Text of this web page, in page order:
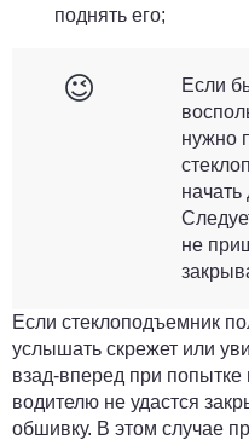
поднять его;
😉
Если
нужно
начать
не
Если стеклоподъемник
услышать скрежет или
взад-вперед при попытке
водителю не удастся
обшивку. В этом случае